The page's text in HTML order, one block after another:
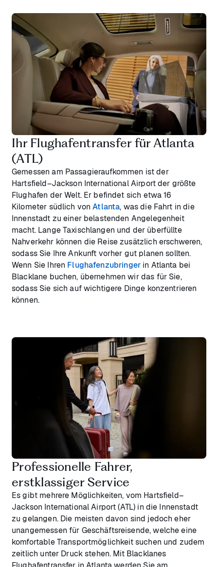
Ihr Flughafentransfer für Atlanta
(ATL)
Gemessen am Passagieraufkommen ist der
Hartsfield–Jackson International Airport der größte
Flughafen der Welt. Er befindet sich etwa 16
Kilometer südlich vonAtlanta, was die Fahrt in die
Innenstadt zu einer belastenden Angelegenheit
macht. Lange Taxischlangen und der überfüllte
Nahverkehr können die Reise zusätzlich erschweren,
sodass Sie Ihre Ankunft vorher gut planen sollten.
Wenn Sie Ihren Flughafenzubringerin Atlanta bei
Blacklane buchen, übernehmen wir das für Sie,
sodass Sie sich auf wichtigere Dinge konzentrieren
können.
Professionelle Fahrer,
erstklassiger Service
Es gibt mehrere Möglichkeiten, vom Hartsfield–
Jackson International Airport (ATL) in die Innenstadt
zu gelangen. Die meisten davon sind jedoch eher
unangemessen für Geschäftsreisende, welche eine
komfortable Transportmöglichkeit suchen und zudem
zeitlich unter Druck stehen. Mit Blacklanes